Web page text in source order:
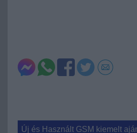
Új és Használt GSM kiemelt